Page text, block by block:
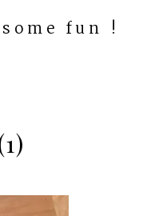
fun !